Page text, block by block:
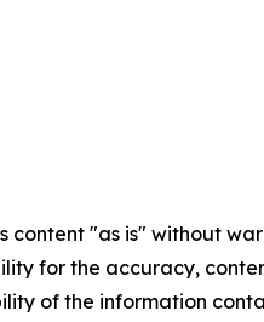
content "as is" without
for the accuracy,
of the information